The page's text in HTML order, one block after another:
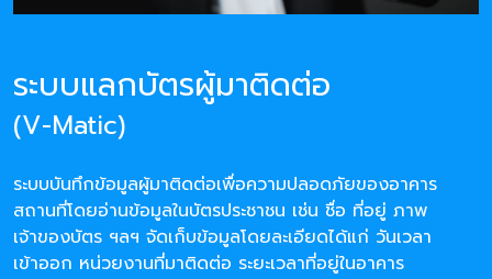
ระบบแลกบัตรผู้มาติดต่อ
(V-Matic)
ระบบบันทึกข้อมูลผู้มาติดต่อเพื่อความปลอดภัยของอาคาร
สถานที่โดยอ่านข้อมูลในบัตรประชาชน เช่น ชื่อ ที่อยู่ ภาพ
เจ้าของบัตร ฯลฯ จัดเก็บข้อมูลโดยละเอียดได้แก่ วันเวลา
เข้าออก หน่วยงานที่มาติดต่อ ระยะเวลาที่อยู่ในอาคาร